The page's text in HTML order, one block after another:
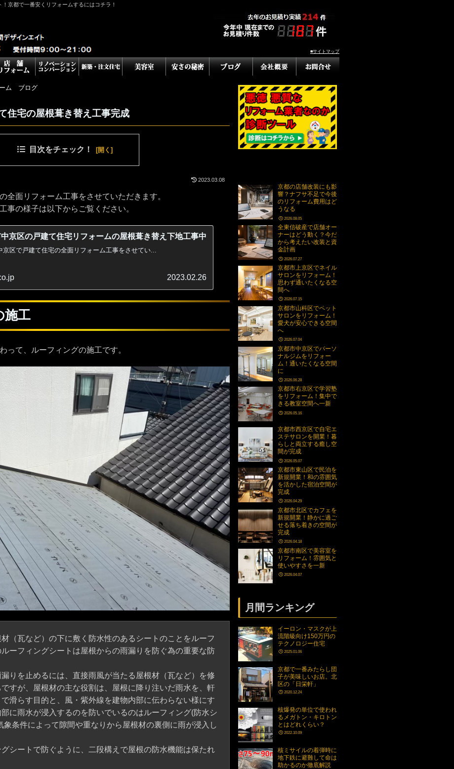
京都で一番安くリフォームするにはコチラ！
■サイトマップ
ム ブログ
住宅の屋根葺き替え工事完成
目次をチェック！
2023.03.08
全面リフォーム工事をさせていただきます。
事の様子は以下からご覧ください。
京区の戸建て住宅リフォームの屋根葺き替え下地工事中
京区で戸建て住宅の全面リフォーム工事をさせてい...
2023.02.26
施工
って、ルーフィングの施工です。
（瓦など）の下に敷く防水性のあるシートのことをルーフ
ーフィングシートは屋根からの雨漏りを防ぐ為の重要な防
りを止めるには、直接雨風が当たる屋根材（瓦など）を修
すが、屋根材の主な役割は、屋根に降り注いだ雨水を、軒
滑らす目的と、風・紫外線を建物内部に伝わらない様にす
に雨水が浸入するのを防いでいるのはルーフィング(防水シ
象条件によって隙間や重なりから屋根材の裏側に雨が浸入し
シートで防ぐように、二段構えで屋根の防水機能は保たれ
京都の店舗改装にも影
響？ナフサ不足で今後
のリフォーム費用はど
うなる
2026.08.05
全東信破産で店舗オー
ナーはどう動く？今だ
から考えたい改装と資
金計画
2026.07.27
京都市上京区でネイル
サロンをリフォーム！
思わず通いたくなる空
間へ
2026.07.15
京都市山科区でペット
サロンをリフォーム！
愛犬が安心できる空間
へ
2026.07.04
京都市中京区でパーソ
ナルジムをリフォー
ム！通いたくなる空間
に
2026.06.28
京都市右京区で学習塾
をリフォーム！集中で
きる教室空間へ一新
2026.05.16
京都市西京区で自宅エ
ステサロンを開業！暮
らしと両立する癒し空
間が完成
2026.05.07
京都市東山区で民泊を
新規開業！和の雰囲気
を活かした宿泊空間が
完成
2026.04.29
京都市北区でカフェを
新規開業！静かに過ご
せる落ち着きの空間が
完成
2026.04.18
京都市南区で美容室を
リフォーム！雰囲気と
使いやすさを一新
2026.04.07
月間ランキング
イーロン・マスクが上
流階級向け150万円の
テクノロジー住宅
2025.01.06
京都で一番みたらし団
子が美味しいお店。北
区の「日栄軒」
2020.12.24
核爆発の単位で使われ
るメガトン・キロトン
とはどれくらい？
2022.10.09
核ミサイルの着弾時に
地下鉄に避難して命は
助かるのか徹底解説